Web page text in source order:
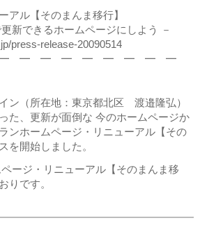
アル【そのまんま移行】
新できるホームページにしよう －
press-release-20090514
━ ━ ━ ━ ━ ━ ━ ━
ン（所在地：東京都北区 渡邉隆弘）
た、更新が面倒な 今のホームページか
ンホームページ・リニューアル【その
を開始しました。
ージ・リニューアル【そのまんま移
りです。